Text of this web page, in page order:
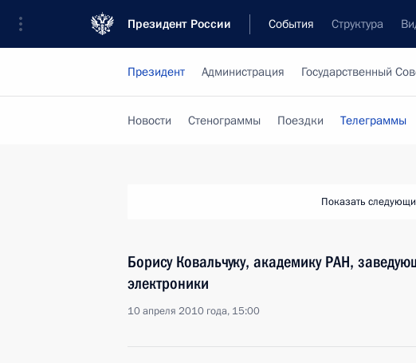
Президент России События Структура
Президент Администрация Государственный
Новости Стенограммы Поездки Телеграммы
Показать
Борису Ковальчуку, академику РАН,
электроники
10 апреля 2010 года, 15:00